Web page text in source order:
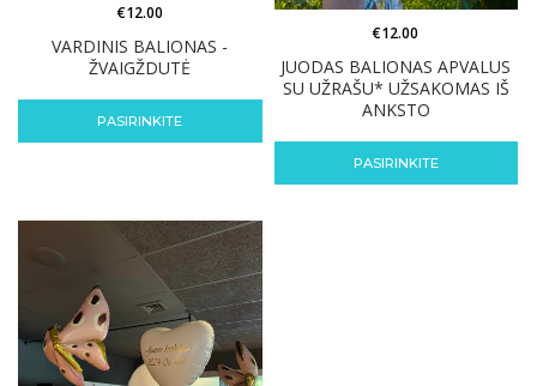
VARDINIS BALIONAS -
ŽVAIGŽDUTĖ
€12.00
PASIRINKITE
JUODAS BALIONAS APVALUS
SU UŽRAŠU* UŽSAKOMAS IŠ
ANKSTO
€12.00
PASIRINKITE